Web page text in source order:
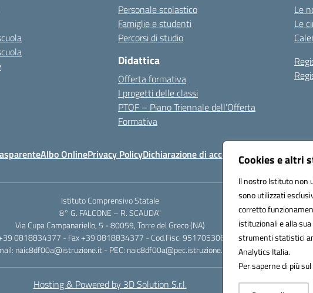
Cookies e altri
Il nostro Istituto non
sono utilizzati
corretto
istituzionali e alla
strumenti statistici
Analytics Italia.
Per saperne di più
Personale scolastico
Famiglie e studenti
Percorsi di studio
Didattica
Offerta formativa
I progetti delle classi
PTOF – Piano Triennale dell’Offerta
Formativa
Le
Le
Albo OnlinePrivacy PolicyDichiarazione di accessibilità Note legali
Istituto Comprensivo Statale
8° G. FALCONE – R. SCAUDA"
Via Cupa Campanariello, 5 - 80059, Torre del Greco (NA)
0818834377 - Fax +39 0818834377 - Cod.Fisc. 95170530638
naic8df00a@istruzione.it - PEC: naic8df00a@pec.istruzione.it
Hosting & Powered by 3D Solution S.r.l.